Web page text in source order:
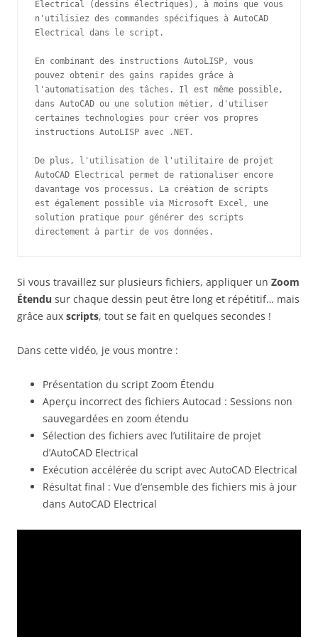
Electrical (dessins électriques), à moins que vous
n'utilisiez des commandes spécifiques à AutoCAD
Electrical dans le script.
En combinant des instructions AutoLISP, vous
pouvez obtenir des gains rapides grâce à
l'automatisation des tâches. Il est même possible,
dans AutoCAD ou une solution métier, d'utiliser
certaines technologies pour créer vos propres
instructions AutoLISP avec .NET.
De plus, l'utilisation de l'utilitaire de projet
AutoCAD Electrical permet de rationaliser encore
davantage vos processus. La création de scripts
est également possible via Microsoft Excel, une
solution pratique pour générer des scripts
directement à partir de vos données.
Si vous travaillez sur plusieurs fichiers, appliquer un Zoom
Étendu sur chaque dessin peut être long et répétitif… mais
grâce aux scripts, tout se fait en quelques secondes !
Dans cette vidéo, je vous montre :
Présentation du script Zoom Étendu
Aperçu incorrect des fichiers Autocad : Sessions non
sauvegardées en zoom étendu
Sélection des fichiers avec l’utilitaire de projet
d’AutoCAD Electrical
Exécution accélérée du script avec AutoCAD Electrical
Résultat final : Vue d’ensemble des fichiers mis à jour
dans AutoCAD Electrical